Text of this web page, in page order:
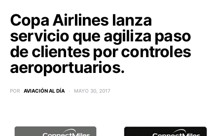
Copa Airlines lanza
servicio que agiliza paso
de clientes por controles
aeroportuarios.
POR AVIACIÓN AL DÍA MAYO 30, 2017